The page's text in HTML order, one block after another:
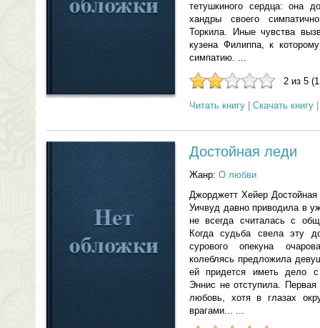
тетушкиного сердца: она
хандры своего
Торкила. Иные чувства
кузена Филиппа, к
симпатию. ...
2 из 5
Читать книгу Скачать книгу
Достойная леди
Жанр: О любви
Джорджетт Хейер
Уичвуд давно приводила в
не всегда считалась с
Когда судьба свела эту
сурового опекуна
колеблясь предложила
ей придется иметь дело
Эннис не отступила.
любовь, хотя в глазах
врагами... ...